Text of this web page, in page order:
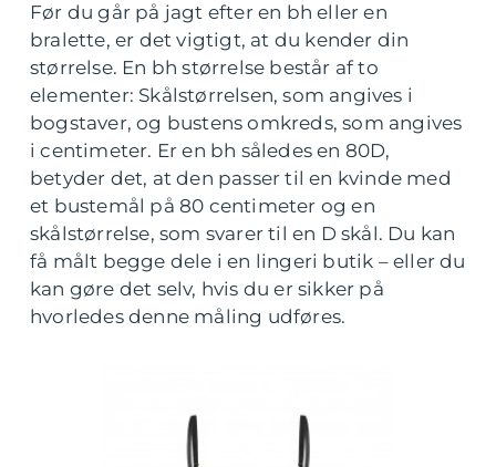
Før du går på jagt efter en bh eller en
bralette, er det vigtigt, at du kender din
størrelse. En bh størrelse består af to
elementer: Skålstørrelsen, som angives i
bogstaver, og bustens omkreds, som angives
i centimeter. Er en bh således en 80D,
betyder det, at den passer til en kvinde med
et bustemål på 80 centimeter og en
skålstørrelse, som svarer til en D skål. Du kan
få målt begge dele i en lingeri butik – eller du
kan gøre det selv, hvis du er sikker på
hvorledes denne måling udføres.